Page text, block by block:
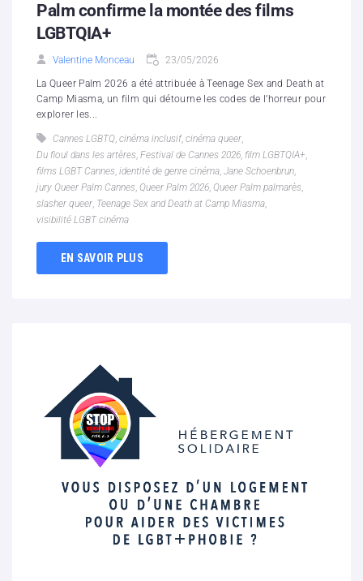
Palm confirme la montée des films
LGBTQIA+
Valentine Monceau 23/05/2026
La Queer Palm 2026 a été attribuée à Teenage Sex and Death at
Camp Miasma, un film qui détourne les codes de l’horreur pour
explorer les...
Cannes LGBTQ, cinéma inclusif, cinéma queer,
Du fioul dans les artères, Festival de Cannes 2026, film LGBTQIA+,
films LGBT Cannes, identité de genre cinéma, Jane Schoenbrun,
jury Queer Palm Cannes, Queer Palm 2026, Queer Palm palmarès,
slasher queer, Teenage Sex and Death at Camp Miasma,
visibilité LGBT cinéma
EN SAVOIR PLUS